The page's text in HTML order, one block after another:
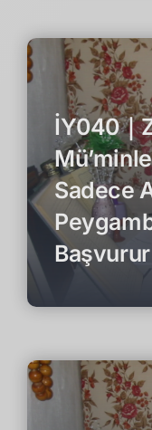
İY040｜
Sadece
Başvurur